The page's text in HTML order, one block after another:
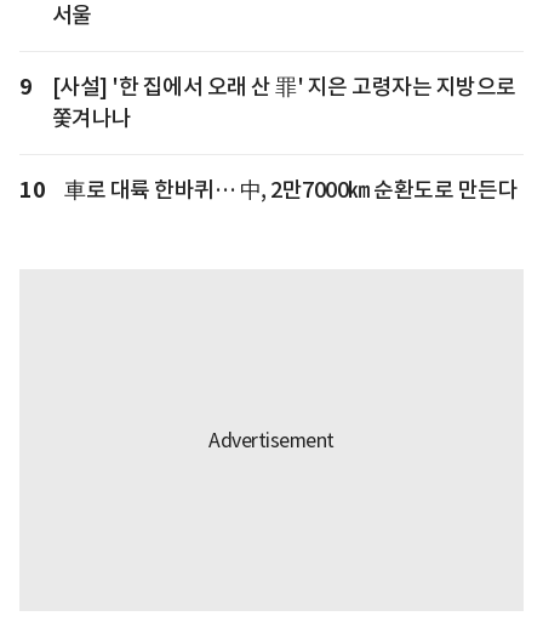
서울
9
[사설] '한 집에서 오래 산 罪' 지은 고령자는 지방으로
쫓겨나나
10 車로 대륙 한바퀴… 中, 2만7000㎞ 순환도로 만든다